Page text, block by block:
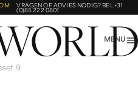
VRAGEN OF ADVIES NODIG? BEL +31
(0)85 222 0801
MENU
9